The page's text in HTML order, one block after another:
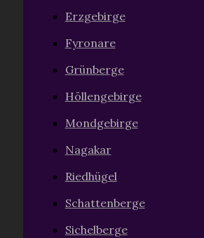
Erzgebirge
Fyronare
Grünberge
Höllengebirge
Mondgebirge
Nagakar
Riedhügel
Schattenberge
Sichelberge